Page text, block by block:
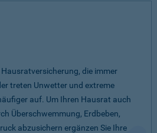
die immer
treten Unwetter und extreme
auf. Um Ihren Hausrat auch
Überschwemmung, Erdbeben,
abzusichern ergänzen Sie Ihre